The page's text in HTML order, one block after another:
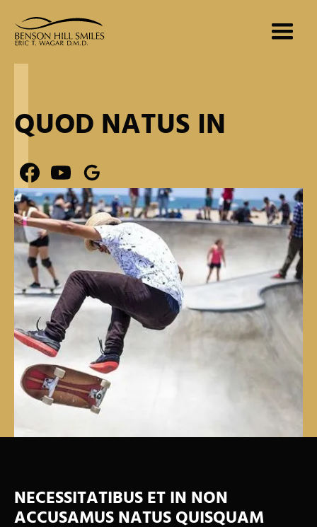
QUOD NATUS IN
NECESSITATIBUS ET IN NON
ACCUSAMUS NATUS QUISQUAM